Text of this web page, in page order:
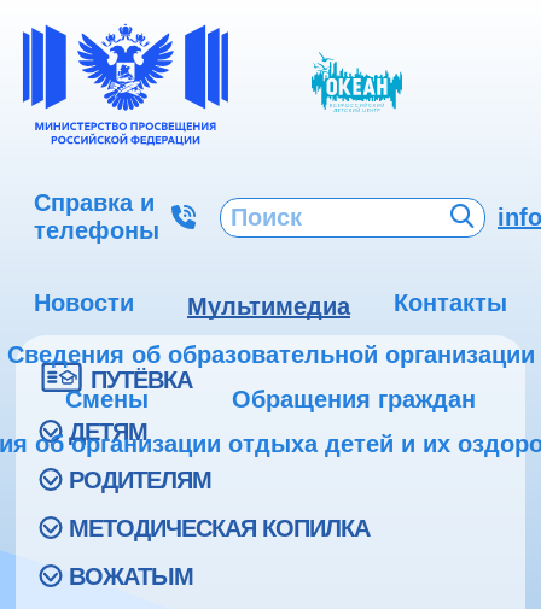
Справка и
телефоны
Новости Мультимедиа
Контакты
Сведения об образовательной организации
Смены
Обращения граждан
об организации отдыха детей и их
ПУТЁВКА
ДЕТЯМ
РОДИТЕЛЯМ
МЕТОДИЧЕСКАЯ КОПИЛКА
ВОЖАТЫМ